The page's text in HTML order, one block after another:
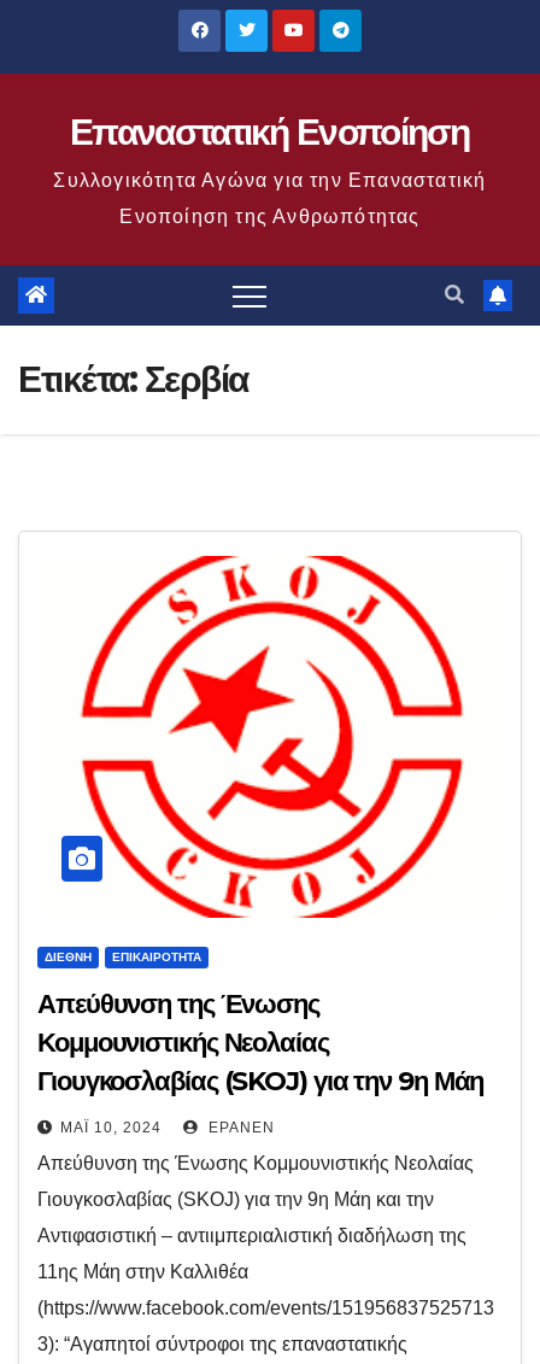
Επαναστατική Ενοποίηση
Συλλογικότητα Αγώνα για την Επαναστατική
Ενοποίηση της Ανθρωπότητας
Ετικέτα:Σερβία
ΔΙΕΘΝΉ ΕΠΙΚΑΙΡΌΤΗΤΑ
Απεύθυνση της Ένωσης
Κομμουνιστικής Νεολαίας
Γιουγκοσλαβίας (SKOJ) για την 9η Μάη
ΜΆΙ 10, 2024 EPANEN
Απεύθυνση της Ένωσης Κομμουνιστικής Νεολαίας
Γιουγκοσλαβίας (SKOJ) για την 9η Μάη και την
Αντιφασιστική – αντιιμπεριαλιστική διαδήλωση της
11ης Μάη στην Καλλιθέα
(https://www.facebook.com/events/151956837525713
3): “Αγαπητοί σύντροφοι της επαναστατικής